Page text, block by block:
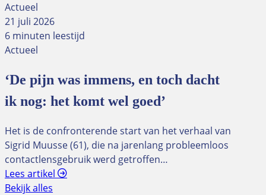
Actueel
21 juli 2026
6 minuten leestijd
Actueel
‘De pijn was immens, en toch dacht
ik nog: het komt wel goed’
Het is de confronterende start van het verhaal van
Sigrid Muusse (61), die na jarenlang probleemloos
contactlensgebruik werd getroffen…
Lees artikel
Bekijk alles